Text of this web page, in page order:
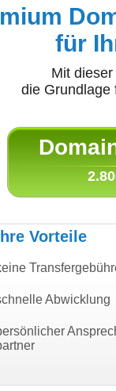
für
Mit
die
Schäfer
GmbH
"Ich bin
haben.
mein
Vorteile
Abwicklung